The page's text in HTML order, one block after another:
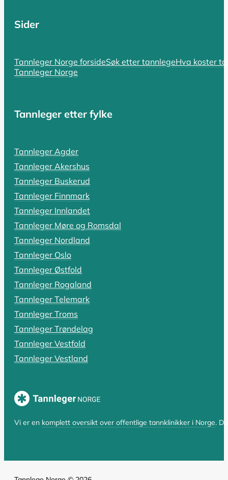
SIST OPPDATERT 17. OKTOBER 2025
Hvorfor er tannlegen så dyr i Norge? Spørsmålet er
Tannlegevakt: Hva koster
En pulserende tannpine som holder deg våken, en
LES HELE ARTIKKELEN
SIST OPPDATERT 19. OKTOBER 2025
Rotfylling: Alt du må vite om pris,
Har du fått beskjed om at du trenger en rotfylling,
LES HELE ARTIKKELEN
SIST OPPDATERT 17. OKTOBER 2025
Hvorfor er tannlegen så dyr? En
Tannleger etter fylke
Tannleger Agder
Tannleger Akershus
Tannleger Buskerud
Tannleger Finnmark
Tannleger Innlandet
Tannleger Møre og Romsdal
Tannleger Nordland
Tannleger Oslo
Tannleger Østfold
Tannleger Rogaland
Tannleger Telemark
Tannleger Troms
Tannleger Trøndelag
Tannleger Vestfold
Tannleger Vestland
Sider
Tannleger Norge forsideSøk etter tannlegeHva koster
Tannleger Norge
Vi er en komplett oversikt over offentlige tannklinikker i Norge.